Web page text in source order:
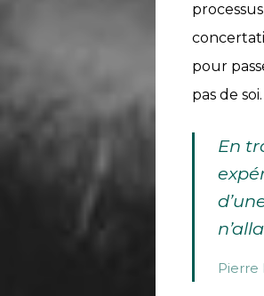
AMI,
Active
to
Inspire
pour
pas de soi.
En
Pierre